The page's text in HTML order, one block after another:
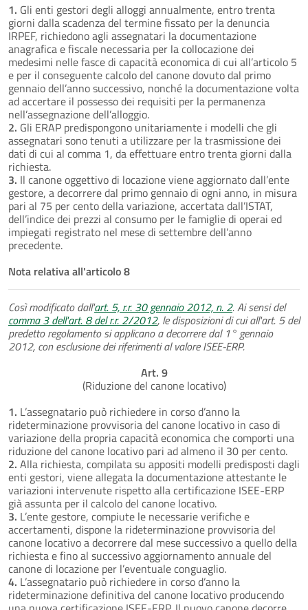
1. Gli enti gestori degli alloggi annualmente, entro trenta
giorni dalla scadenza del termine fissato per la denuncia
IRPEF, richiedono agli assegnatari la documentazione
anagrafica e fiscale necessaria per la collocazione dei
medesimi nelle fasce di capacità economica di cui all’articolo 5
e per il conseguente calcolo del canone dovuto dal primo
gennaio dell’anno successivo, nonché la documentazione volta
ad accertare il possesso dei requisiti per la permanenza
nell’assegnazione dell’alloggio.
2. Gli ERAP predispongono unitariamente i modelli che gli
assegnatari sono tenuti a utilizzare per la trasmissione dei
dati di cui al comma 1, da effettuare entro trenta giorni dalla
richiesta.
3. Il canone oggettivo di locazione viene aggiornato dall’ente
gestore, a decorrere dal primo gennaio di ogni anno, in misura
pari al 75 per cento della variazione, accertata dall’ISTAT,
dell’indice dei prezzi al consumo per le famiglie di operai ed
impiegati registrato nel mese di settembre dell’anno
precedente.
Nota relativa all'articolo 8
Così modificato dall'art. 5, r.r. 30 gennaio 2012, n. 2. Ai sensi del
comma 3 dell'art. 8 del r.r. 2/2012, le disposizioni di cui all'art. 5 del
predetto regolamento si applicano a decorrere dal 1° gennaio
2012, con esclusione dei riferimenti al valore ISEE-ERP.
Art. 9
(Riduzione del canone locativo)
1. L’assegnatario può richiedere in corso d’anno la
rideterminazione provvisoria del canone locativo in caso di
variazione della propria capacità economica che comporti una
riduzione del canone locativo pari ad almeno il 30 per cento.
2. Alla richiesta, compilata su appositi modelli predisposti dagli
enti gestori, viene allegata la documentazione attestante le
variazioni intervenute rispetto alla certificazione ISEE-ERP
già assunta per il calcolo del canone locativo.
3. L’ente gestore, compiute le necessarie verifiche e
accertamenti, dispone la rideterminazione provvisoria del
canone locativo a decorrere dal mese successivo a quello della
richiesta e fino al successivo aggiornamento annuale del
canone di locazione per l’eventuale conguaglio.
4. L’assegnatario può richiedere in corso d’anno la
rideterminazione definitiva del canone locativo producendo